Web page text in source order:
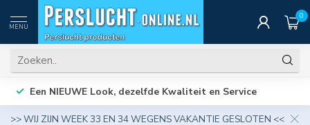
MENU
0
Een NIEUWE Look, dezelfde Kwaliteit en Service
>> WIJ ZIJN WEEK 33 EN 34 WEGENS VAKANTIE GESLOTEN <<